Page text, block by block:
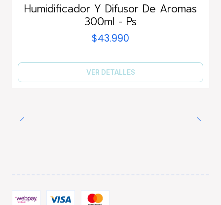
Humidificador Y Difusor De Aromas
300ml - Ps
$43.990
VER DETALLES